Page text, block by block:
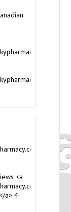
a>
a>
">online
<a
">online
a> 4